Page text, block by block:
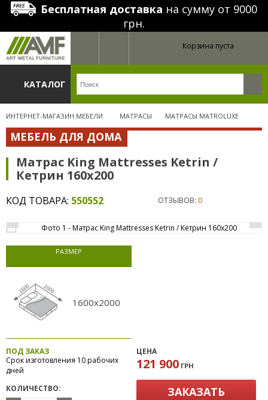
Бесплатная доставка на сумму от 9000
грн.
Корзина пуста
КАТАЛОГ
ИНТЕРНЕТ-МАГАЗИН МЕБЕЛИ МАТРАСЫ МАТРАСЫ MATROLUXE
МЕБЕЛЬ ДЛЯ ДОМА
Матрас King Mattresses Ketrin /
Кетрин 160х200
КОД ТОВАРА: 550552 ОТЗЫВОВ: 0
РАЗМЕР
1600x2000
ПОД ЗАКАЗ
Срок изготовления 10 рабочих
дней
КОЛИЧЕСТВО:
ЦЕНА
121 900 ГРН
ЗАКАЗАТЬ